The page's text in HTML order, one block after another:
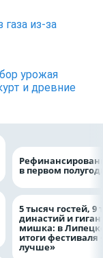
из-за
урожая
и древние
в первом
5 тысяч гостей, 9
династий и
мишка: в
итоги фестиваля
лучше»